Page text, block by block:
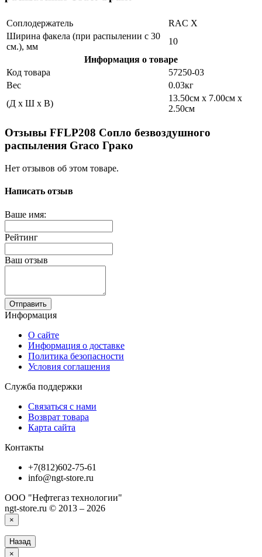
Соплодержатель
RAC X
Ширина факела (при распылении с 30
см.), мм
10
Информация о товаре
Код товара
57250-03
Вес
0.03кг
(Д x Ш x В)
13.50см x 7.00см x
2.50см
Отзывы FFLP208 Сопло безвоздушного
распыления Graco Грако
Нет отзывов об этом товаре.
Написать отзыв
Ваше имя:
Рейтинг
Ваш отзыв
Отправить
Информация
О сайте
Информация о доставке
Политика безопасности
Условия соглашения
Служба поддержки
Связаться с нами
Возврат товара
Карта сайта
Контакты
+7(812)602-75-61
info@ngt-store.ru
ООО "Нефтегаз технологии"
ngt-store.ru © 2013 – 2026
×
Назад
×